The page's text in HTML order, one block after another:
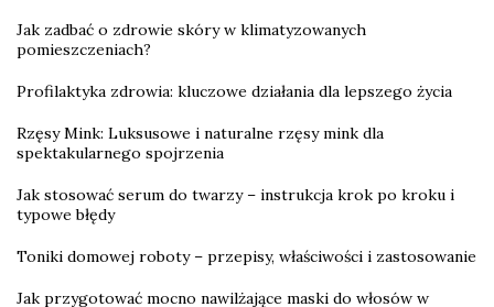
Jak zadbać o zdrowie skóry w klimatyzowanych
pomieszczeniach?
Profilaktyka zdrowia: kluczowe działania dla lepszego życia
Rzęsy Mink: Luksusowe i naturalne rzęsy mink dla
spektakularnego spojrzenia
Jak stosować serum do twarzy – instrukcja krok po kroku i
typowe błędy
Toniki domowej roboty – przepisy, właściwości i zastosowanie
Jak przygotować mocno nawilżające maski do włosów w